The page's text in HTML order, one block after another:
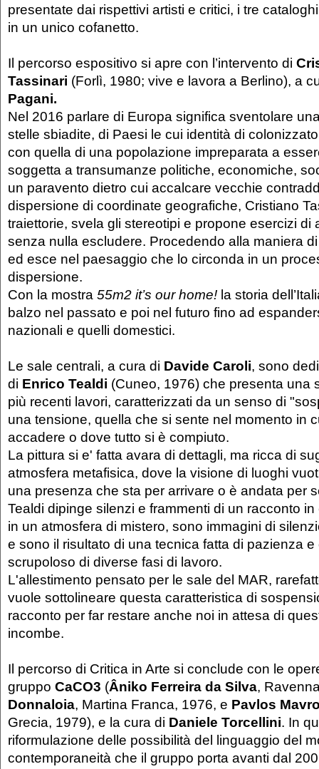
presentate dai rispettivi artisti e critici, i tre
in un unico cofanetto.
Il percorso espositivo si apre con l’intervento di
Tassinari (Forlì, 1980; vive e lavora a Berlino), a
Pagani.
Nel 2016 parlare di Europa significa sventolare
stelle sbiadite, di Paesi le cui identità di
con quella di una popolazione impreparata a
soggetta a transumanze politiche, economiche,
un paravento dietro cui accalcare vecchie
dispersione di coordinate geografiche, Cristiano
traiettorie, svela gli stereotipi e propone esercizi di
senza nulla escludere. Procedendo alla maniera di
ed esce nel paesaggio che lo circonda in un
dispersione.
Con la mostra 55m2 it’s our home! la storia
balzo nel passato e poi nel futuro fino ad
nazionali e quelli domestici.
Le sale centrali, a cura di Davide Caroli, sono
di Enrico Tealdi (Cuneo, 1976) che presenta una
più recenti lavori, caratterizzati da un senso di
una tensione, quella che si sente nel momento in
accadere o dove tutto si è compiuto.
La pittura si e' fatta avara di dettagli, ma ricca di
atmosfera metafisica, dove la visione di luoghi
una presenza che sta per arrivare o è andata per
Tealdi dipinge silenzi e frammenti di un racconto
in un atmosfera di mistero, sono immagini di
e sono il risultato di una tecnica fatta di pazienza
scrupoloso di diverse fasi di lavoro.
L'allestimento pensato per le sale del MAR,
vuole sottolineare questa caratteristica di
racconto per far restare anche noi in attesa di
incombe.
Il percorso di Critica in Arte si conclude con le
gruppo CaCO3 (Âniko Ferreira da Silva,
Donnaloia, Martina Franca, 1976, e Pavlos
Grecia, 1979), e la cura di Daniele Torcellini. In
riformulazione delle possibilità del linguaggio del
contemporaneità che il gruppo porta avanti dal